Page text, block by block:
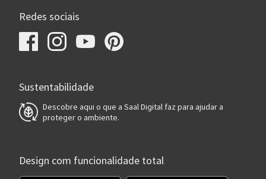
Redes sociais
Sustentabilidade
Descobre aqui o que a Saal Digital faz para ajudar a
proteger o ambiente.
Design com funcionalidade total